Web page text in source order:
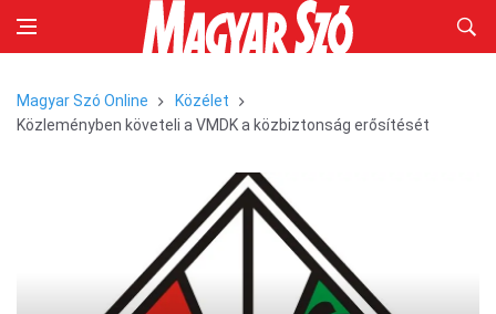
Magyar Szó Online
Közélet
Közleményben követeli a VMDK a közbiztonság erősítését